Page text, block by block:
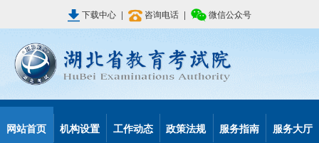
下载中心 | 咨询电话 | 微信公众号
网站首页 机构设置 工作动态 政策法规 服务指南 服务大厅